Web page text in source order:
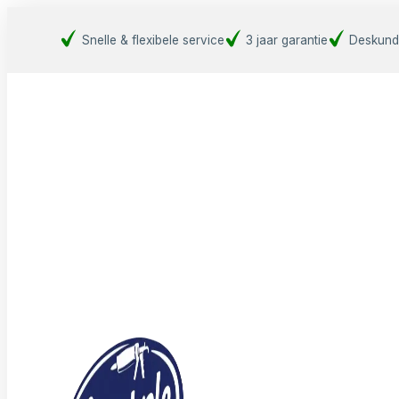
Snelle & flexibele service 3 jaar garantie